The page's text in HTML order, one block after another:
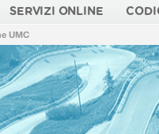
SERVIZI ONLINE
UMC